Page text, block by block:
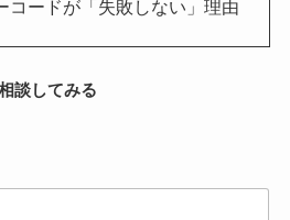
コードが「失敗しない」理由
談してみる